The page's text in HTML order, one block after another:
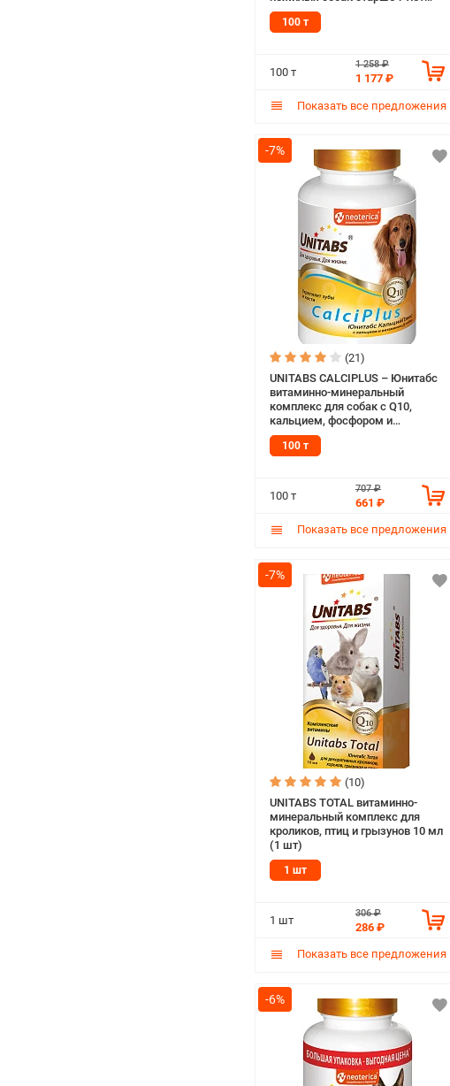
для укрепления иммунитета с
Q10 (100 т)
100 т
100 т
1 258 ₽
1 177 ₽
Показать все предложения
-7%
(21)
UNITABS CALCIPLUS – Юнитабс
витаминно-минеральный
комплекс для собак с Q10,
кальцием, фосфором и
витамином Д (100 т)
100 т
100 т
707 ₽
661 ₽
Показать все предложения
-7%
(10)
UNITABS TOTAL витаминно-
минеральный комплекс для
кроликов, птиц и грызунов 10 мл
(1 шт)
1 шт
1 шт
306 ₽
286 ₽
Показать все предложения
-6%